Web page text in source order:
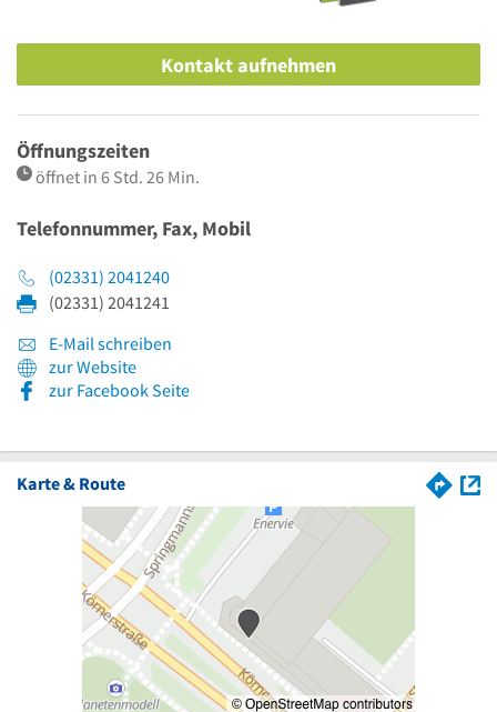
Kontakt aufnehmen
Öffnungszeiten
öffnet in 6 Std. 26 Min.
Telefonnummer, Fax, Mobil
(02331) 2041240
(02331) 2041241
E-Mail schreiben
zur Website
zur Facebook Seite
Karte & Route